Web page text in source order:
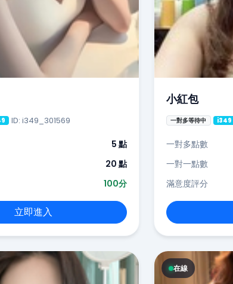
ID: i349_301569
5 點
20 點
100分
立即進入
小紅包
一對多等待中 i349
一對多點數
一對一點數
滿意度評分
在線